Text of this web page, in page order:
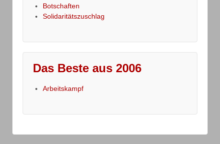
Botschaften
Solidaritätszuschlag
Das Beste aus 2006
Arbeitskampf